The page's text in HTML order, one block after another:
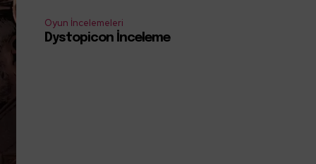
Oyun İncelemeleri
Dystopicon İnceleme